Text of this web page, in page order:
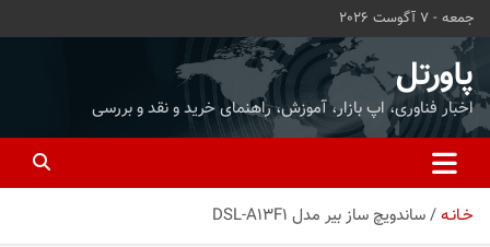
محتوا
بروید
جمعه - 7 آگوست 2026
پاورتل
اخبار فناوری، اپ بازار، آموزش، راهنمای خرید و نقد و بررسی
خـانـه ساندویچ ساز بیر مدل DSL-A13F1